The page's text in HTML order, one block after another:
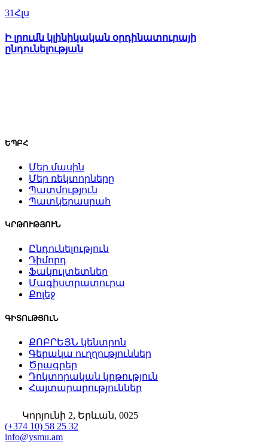
31Հլս
Ի լրումն կլինիկական օրդինատուրայի
ընդունելության
ԵՊԲՀ
Մեր մասին
Մեր ռեկտորները
Պատմություն
Պատկերասրահ
ԿՐԹՈՒԹՅՈՒՆ
Ընդունելություն
Դիմորդ
Ֆակուլտետներ
Մագիստրատուրա
Քոլեջ
ԳԻՏՈւԹՅՈւՆ
ՔՈԲՐԵՅՆ կենտրոն
Գերակա ուղղություններ
Ծրագրեր
Դոկտորական կրթություն
Հայտարարություններ
Կորյունի 2, Երևան, 0025
(+374 10) 58 25 32
info@ysmu.am